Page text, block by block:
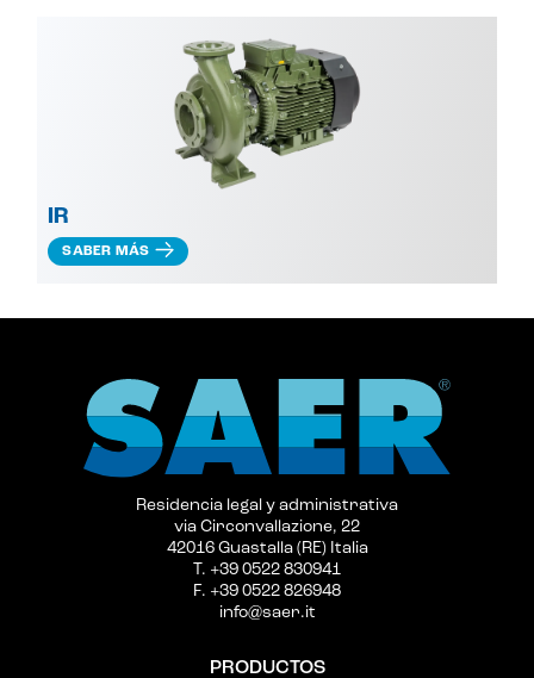
IR
SABER MÁS
Residencia legal y administrativa
via Circonvallazione, 22
42016 Guastalla (RE) Italia
T. +39 0522 830941
F. +39 0522 826948
info@saer.it
PRODUCTOS